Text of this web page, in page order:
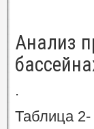
Анализ
.
Таблица